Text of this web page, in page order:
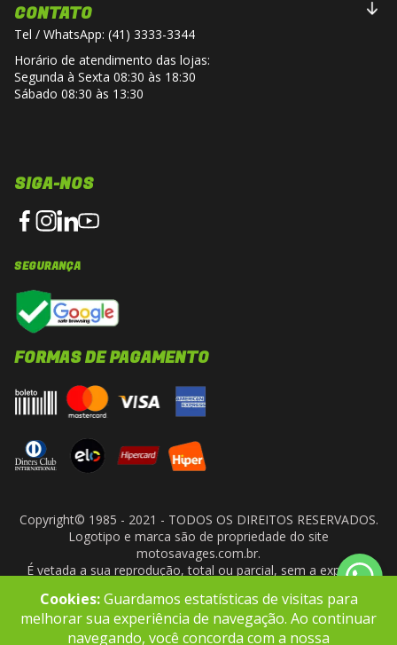
CONTATO
Tel / WhatsApp: (41) 3333-3344
Horário de atendimento das lojas:
Segunda à Sexta 08:30 às 18:30
Sábado 08:30 às 13:30
SIGA-NOS
SEGURANÇA
FORMAS DE PAGAMENTO
Copyright© 1985 - 2021 - TODOS OS DIREITOS RESERVADOS.
Logotipo e marca são de propriedade do site
motosavages.com.br.
É vetada a sua reprodução, total ou parcial, sem a expressa
- CNPJ: 10.927.924/0001-91
Cookies:Guardamos estatísticas de visitas para
melhorar sua experiência de navegação. Ao continuar
navegando, você concorda com a nossa